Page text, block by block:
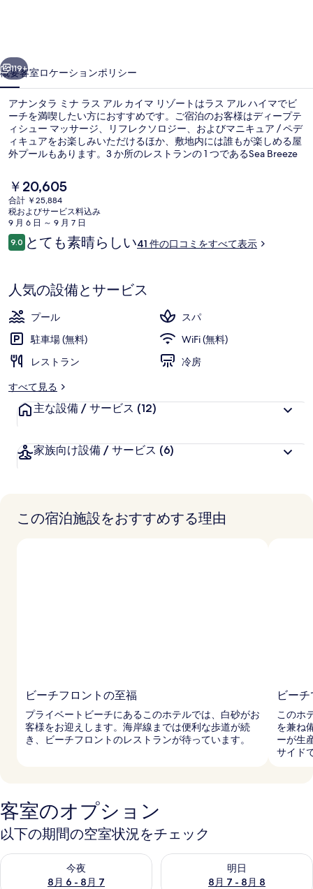
ラ
ス
ア
ル
カ
イ
マ
リ
ゾ
ト
の
写
真
ギ
次へ
119+
概要客室ロケーションポリシー
アナンタラ ミナ ラス アル カイマ リゾートはラス アル ハイマでビ
ーチを満喫したい方におすすめです。ご宿泊のお客様はディープテ
ィシュー マッサージ、リフレクソロジー、およびマニキュア / ペデ
ィキュアをお楽しみいただけるほか、敷地内には誰もが楽しめる屋
外プールもあります。3 か所のレストランの 1 つであるSea Breeze
いただけます。その他の設備として、この高級ホテルには 2 か所の
バー / ラウンジ、キッズクラブ (無料)、およびプールサイドバーが
備わっています。
現
在
の
料
金
は
す
￥20,605
合計 ￥25,884
税およびサービス料込み
9 月 6 日 ～ 9 月 7 日
口
コ
9.010段階中9.0
とても素晴らしい41 件の口コミをすべて表示
人気の設備とサービス
プール
スパ
駐車場 (無料)
WiFi (無料)
レストラン
冷房
すべて見る
主な設備 / サービス (12)
家族向け設備 / サービス (6)
この宿泊施設をおすすめする理由
ビーチフロントの至福
プライベートビーチにあるこのホテルでは、白砂がお
客様をお迎えします。海岸線までは便利な歩道が続
き、ビーチフロントのレストランが待っています。
ビー
このホ
を兼ね
ーが生
サイド
客室のオプション
以下の期間の空室状況をチェック
今夜
8月 6 - 8月 7
今夜 8月 6 - 8月 7 の空室状況をチェック
明日
8月 7 - 8月 8
明日 8月 7 - 8月 8 の空室状況